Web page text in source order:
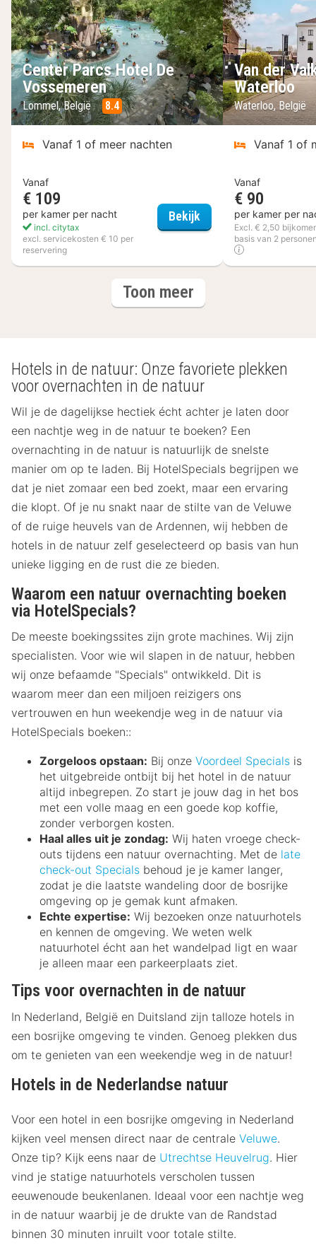
Center Parcs Hotel De
Vossemeren
Lommel, België 8.4
Vanaf 1 of meer nachten
Vanaf
€ 109
per kamer per nacht
incl. citytax
excl. servicekosten € 10 per
reservering
Bekijk Center Parcs Hotel
Van der
Waterloo
Waterloo, België
Vanaf 1 of
Vanaf
€ 90
per kamer per
Excl. € 2,50
basis van 2
Toon meerhotels
Hotels in de natuur: Onze favoriete plekken
voor overnachten in de natuur
Wil je de dagelijkse hectiek écht achter je laten door
een nachtje weg in de natuur te boeken? Een
overnachting in de natuur is natuurlijk de snelste
manier om op te laden. Bij HotelSpecials begrijpen we
dat je niet zomaar een bed zoekt, maar een ervaring
die klopt. Of je nu snakt naar de stilte van de Veluwe
of de ruige heuvels van de Ardennen, wij hebben de
hotels in de natuur zelf geselecteerd op basis van hun
unieke ligging en de rust die ze bieden.
Waarom een natuur overnachting boeken
via HotelSpecials?
De meeste boekingssites zijn grote machines. Wij zijn
specialisten. Voor wie wil slapen in de natuur, hebben
wij onze befaamde "Specials" ontwikkeld. Dit is
waarom meer dan een miljoen reizigers ons
vertrouwen en hun weekendje weg in de natuur via
HotelSpecials boeken::
Zorgeloos opstaan: Bij onze Voordeel Specials is
het uitgebreide ontbijt bij het hotel in de natuur
altijd inbegrepen. Zo start je jouw dag in het bos
met een volle maag en een goede kop koffie,
zonder verborgen kosten.
Haal alles uit je zondag: Wij haten vroege check-
outs tijdens een natuur overnachting. Met de late
check-out Specials behoud je je kamer langer,
zodat je die laatste wandeling door de bosrijke
omgeving op je gemak kunt afmaken.
Echte expertise: Wij bezoeken onze natuurhotels
en kennen de omgeving. We weten welk
natuurhotel écht aan het wandelpad ligt en waar
je alleen maar een parkeerplaats ziet.
Tips voor overnachten in de natuur
In Nederland, België en Duitsland zijn talloze hotels in
een bosrijke omgeving te vinden. Genoeg plekken dus
om te genieten van een weekendje weg in de natuur!
Hotels in de Nederlandse natuur
Voor een hotel in een bosrijke omgeving in Nederland
kijken veel mensen direct naar de centrale Veluwe.
Onze tip? Kijk eens naar de Utrechtse Heuvelrug. Hier
vind je statige natuurhotels verscholen tussen
eeuwenoude beukenlanen. Ideaal voor een nachtje weg
in de natuur waarbij je de drukte van de Randstad
binnen 30 minuten inruilt voor totale stilte.